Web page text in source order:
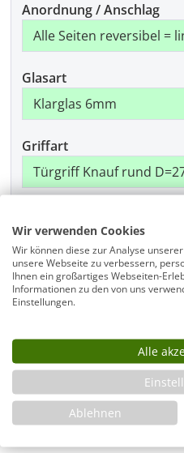
Anordnung / Anschlag
Glasart
Griffart
Montage
Produkt Anzahl:
Wir verwenden Cookies
Wir können diese zur Analyse
unsere Webseite zu verbessern,
Ihnen ein großartiges Webseiten-
Informationen zu den von uns
Einstellungen.
Alle
Ablehnen